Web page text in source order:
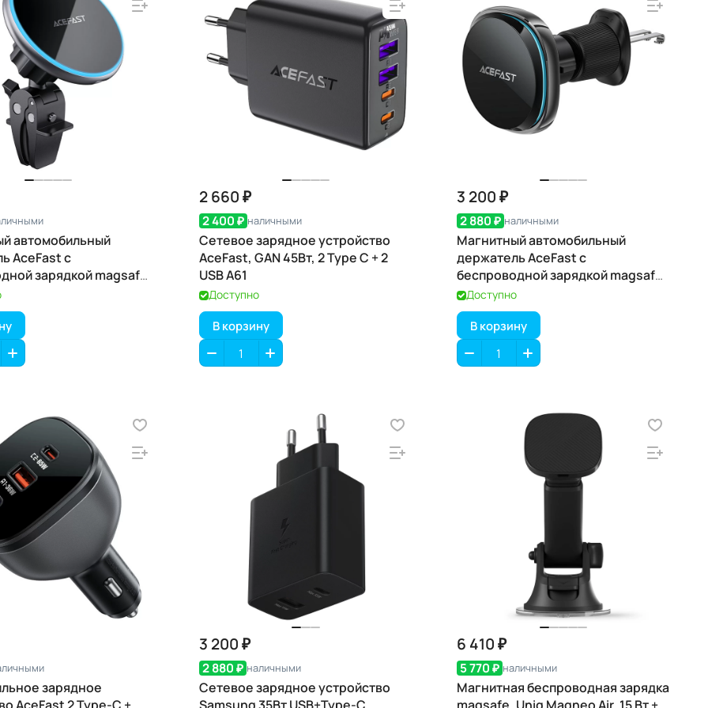
автомобильный
AceFast с
зарядкой magsafe,
2 660 ₽
2 400 ₽ наличными
Сетевое зарядное устройство
AceFast, GAN 45Вт, 2 Type C + 2
USB A61
Доступно
В корзину
3 200 ₽
2 880 ₽ наличными
Магнитный автомобильный
держатель AceFast с
беспроводной зарядкой magsafe,
15 Вт D31
Доступно
В корзину
зарядное
3 200 ₽
2 880 ₽ наличными
Сетевое зарядное устройство
6 410 ₽
5 770 ₽ наличными
Магнитная беспроводная зарядка